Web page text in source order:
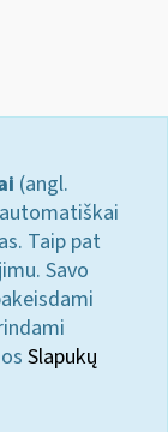
(angl.
Taip pat
Savo
Slapukų